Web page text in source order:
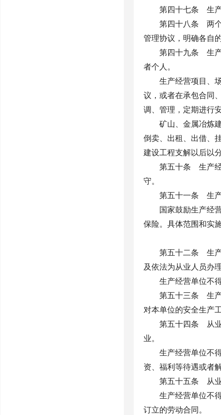
第四十七条 生产
第四十八条 两个
管理协议，明确各自
第四十九条 生产
者个人。
生产经营项目、
议，或者在承包合同
调、管理，定期进行
矿山、金属冶炼
倒卖、出租、出借、
建设工程支解以后以
第五十条 生产经
守。
第五十一条 生产
国家鼓励生产经
保险。具体范围和实
第五十二条 生产
及依法为从业人员办
生产经营单位不
第五十三条 生产
对本单位的安全生产
第五十四条 从业
业。
生产经营单位不
资、福利等待遇或者
第五十五条 从业
生产经营单位不
订立的劳动合同。